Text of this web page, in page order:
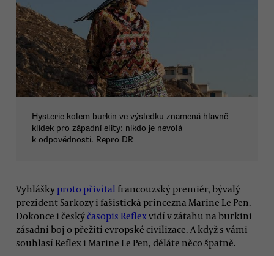
Hysterie kolem burkin ve výsledku znamená hlavně
klídek pro západní elity: nikdo je nevolá
k odpovědnosti. Repro DR
Vyhlášky proto přivítal francouzský premiér, bývalý
prezident Sarkozy i fašistická princezna Marine Le Pen.
Dokonce i českýčasopis Reflexvidí v zátahu na burkini
zásadní boj o přežití evropské civilizace. A když s vámi
souhlasí Reflex i Marine Le Pen, děláte něco špatně.